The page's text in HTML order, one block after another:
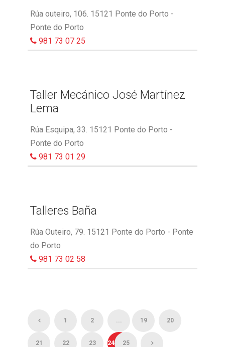
Rúa outeiro, 106. 15121 Ponte do Porto -
Ponte do Porto
981 73 07 25
Taller Mecánico José Martínez
Lema
Rúa Esquipa, 33. 15121 Ponte do Porto -
Ponte do Porto
981 73 01 29
Talleres Baña
Rúa Outeiro, 79. 15121 Ponte do Porto - Ponte
do Porto
981 73 02 58
1 2 ... 19 20
21 22 23 24 25